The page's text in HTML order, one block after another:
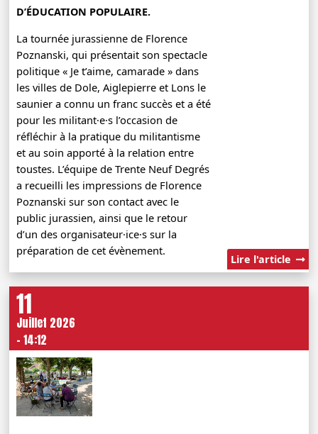
D’ÉDUCATION POPULAIRE.
La tournée jurassienne de Florence
Poznanski, qui présentait son spectacle
politique « Je t’aime, camarade » dans
les villes de Dole, Aiglepierre et Lons le
saunier a connu un franc succès et a été
pour les militant·e·s l’occasion de
réfléchir à la pratique du militantisme
et au soin apporté à la relation entre
toustes. L’équipe de Trente Neuf Degrés
a recueilli les impressions de Florence
Poznanski sur son contact avec le
public jurassien, ainsi que le retour
d’un des organisateur·ice·s sur la
préparation de cet évènement.
Lire l'article
11
Juillet 2026
- 14:12